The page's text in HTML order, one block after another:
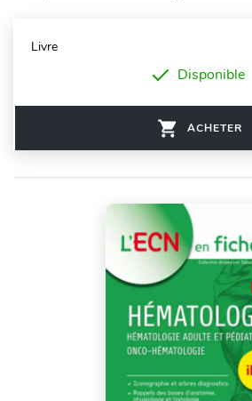
Livre
Disponible
ACHETER